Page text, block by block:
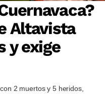
Altavista
y exige
2 muertos y 5 heridos,